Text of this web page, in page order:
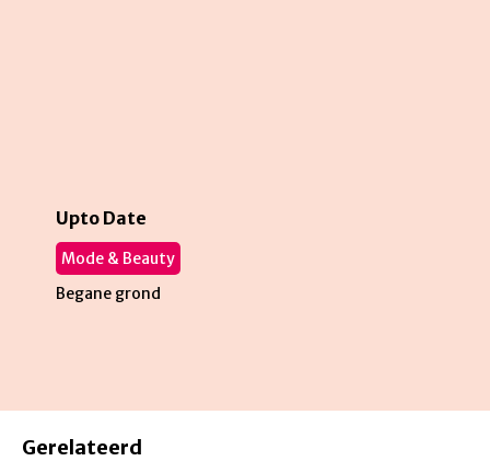
Upto Date
Mode & Beauty
Begane grond
Gerelateerd